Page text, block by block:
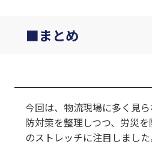
まとめ
今回は、物流現場に多く見
防対策を整理しつつ、労災
のストレッチに注目しました